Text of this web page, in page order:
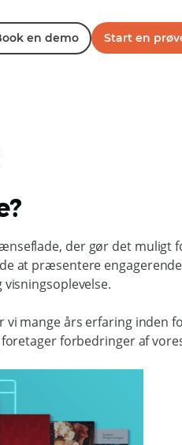
en demo Start en
der gør det muligt
at præsentere
vi mange års erfaring inden
forbedringer af